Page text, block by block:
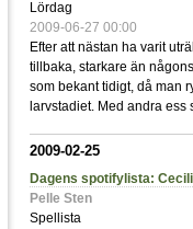
Lördag
2009-06-27 00:00
Efter att nästan ha varit
tillbaka, starkare än
som bekant tidigt, då man
larvstadiet. Med andra
2009-02-25
Dagens spotifylista:
Pelle Sten
Spellista